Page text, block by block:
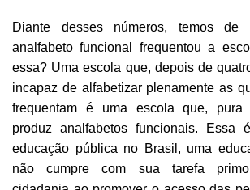
Diante desses números, temos de
analfabeto funcional frequentou a
essa? Uma escola que, depois de
incapaz de alfabetizar plenamente as
frequentam é uma escola que, pura
produz analfabetos funcionais. Essa
educação pública no Brasil, uma
não cumpre com sua tarefa